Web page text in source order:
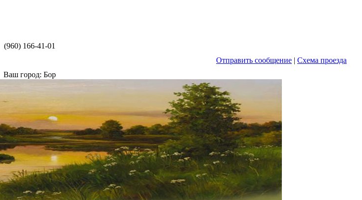
(960) 166-41-01
Отправить сообщение | Схема проезда
Ваш город: Бор